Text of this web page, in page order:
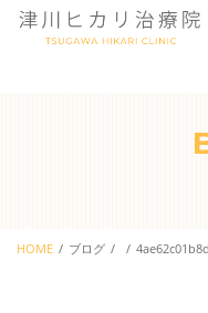
サナモアにつ
体験会
HOME ブログ